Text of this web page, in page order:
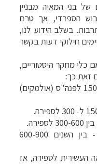
בני המאיה מבניין
הספרדי, אך טרם
בשלב הידוע לנו,
חילוקי דעות בקשר
כלי מחקר היסטוריים,
זאת כך:
- מ- 1500 לפנה"ס (אולמקים)
600 לספירה.
- בין השנים 600-900
העשירית לספירה, אז